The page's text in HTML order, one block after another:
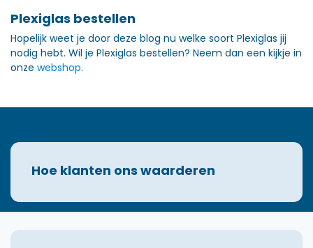
Plexiglas bestellen
Hopelijk weet je door deze blog nu welke soort Plexiglas jij
nodig hebt. Wil je Plexiglas bestellen? Neem dan een kijkje in
onze webshop.
Hoe klanten ons waarderen